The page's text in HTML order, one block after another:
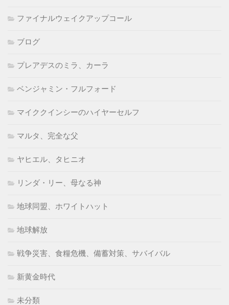
ファイナルウェイクアップコール
ブログ
プレアデスのミラ、カーラ
ベンジャミン・フルフォード
マイククインシーのハイヤーセルフ
マルタ、完全な父
ヤヒエル、タヒニオ
リンダ・リー、母なる神
地球同盟、ホワイトハット
地球解放
戦争災害、食糧危機、備蓄対策、サバイバル
新黄金時代
未分類